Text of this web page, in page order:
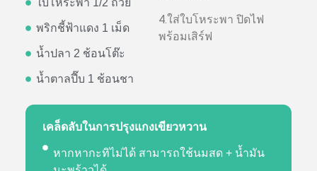
พริกชี้ฟ้าแดง 1 เม็ด
น้ำปลา 2 ช้อนโต๊ะ
น้ำตาลปี๊บ 1 ช้อนชา
4.ใส่ใบโหระพา ปิดไฟ
พร้อมเสิร์ฟ
เคล็ดลับในการปรุงแกงเขียวหวาน
หากหากะทิไม่ได้ สามารถใช้นมสด + น้ำมัน